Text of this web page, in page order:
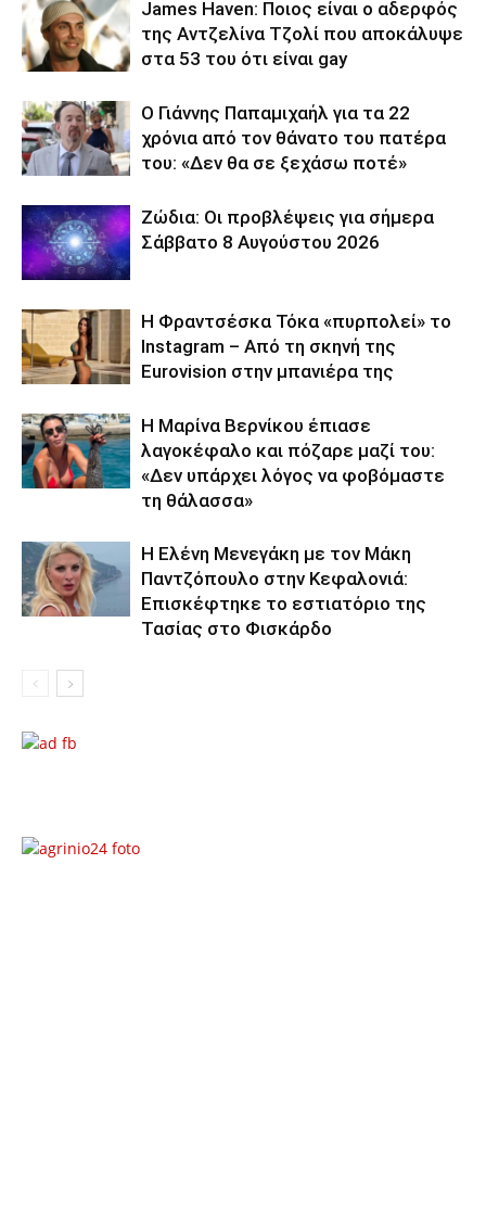
James Haven: Ποιος είναι ο αδερφός
της Αντζελίνα Τζολί που αποκάλυψε
στα 53 του ότι είναι gay
Ο Γιάννης Παπαμιχαήλ για τα 22
χρόνια από τον θάνατο του πατέρα
του: «Δεν θα σε ξεχάσω ποτέ»
Ζώδια: Οι προβλέψεις για σήμερα
Σάββατο 8 Αυγούστου 2026
Η Φραντσέσκα Τόκα «πυρπολεί» το
Instagram – Από τη σκηνή της
Eurovision στην μπανιέρα της
Η Μαρίνα Βερνίκου έπιασε
λαγοκέφαλο και πόζαρε μαζί του:
«Δεν υπάρχει λόγος να φοβόμαστε
τη θάλασσα»
Η Ελένη Μενεγάκη με τον Μάκη
Παντζόπουλο στην Κεφαλονιά:
Επισκέφτηκε το εστιατόριο της
Τασίας στο Φισκάρδο